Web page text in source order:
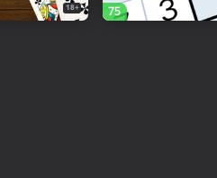
18+ 75